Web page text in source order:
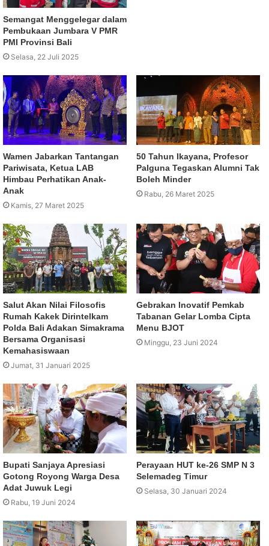
Semangat Menggelegar dalam
Pembukaan Jumbara V PMR
PMI Provinsi Bali
Selasa, 22 Juli 2025
Wamen Jabarkan Tantangan
Pariwisata, Ketua LAB
Himbau Perhatikan Anak-
Anak
Kamis, 27 Maret 2025
50 Tahun Ikayana, Profesor
Palguna Tegaskan Alumni Tak
Boleh Minder
Rabu, 26 Maret 2025
Salut Akan Nilai Filosofis
Rumah Kakek Dirintelkam
Polda Bali Adakan Simakrama
Bersama Organisasi
Kemahasiswaan
Jumat, 31 Januari 2025
Gebrakan Inovatif Pemkab
Tabanan Gelar Lomba Cipta
Menu BJOT
Minggu, 23 Juni 2024
Bupati Sanjaya Apresiasi
Gotong Royong Warga Desa
Adat Juwuk Legi
Rabu, 19 Juni 2024
Perayaan HUT ke-26 SMP N 3
Selemadeg Timur
Selasa, 30 Januari 2024